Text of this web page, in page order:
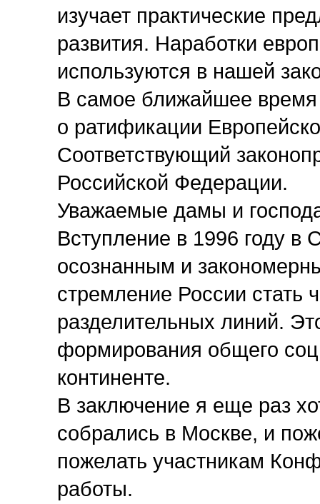
изучает практические
развития. Наработки
используются в нашей
В самое ближайшее время
о ратификации
Соответствующий
Российской Федерации.
Уважаемые дамы и
Вступление в 1996 году
осознанным и
стремление России стать
разделительных линий.
формирования общего
континенте.
В заключение я еще раз
собрались в Москве, и
пожелать участникам
работы.